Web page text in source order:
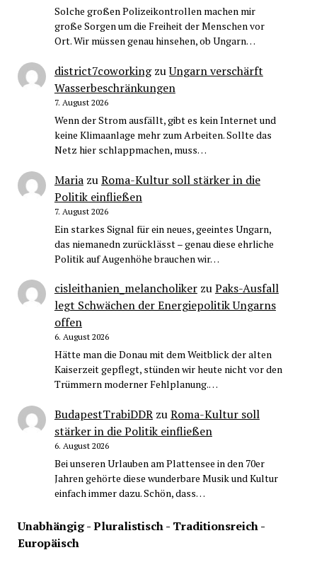
Solche großen Polizeikontrollen machen mir
große Sorgen um die Freiheit der Menschen vor
Ort. Wir müssen genau hinsehen, ob Ungarn…
district7coworkingzuUngarn verschärft
Wasserbeschränkungen
7. August 2026
Wenn der Strom ausfällt, gibt es kein Internet und
keine Klimaanlage mehr zum Arbeiten. Sollte das
Netz hier schlappmachen, muss…
MariazuRoma-Kultur soll stärker in die
Politik einfließen
7. August 2026
Ein starkes Signal für ein neues, geeintes Ungarn,
das niemanedn zurücklässt – genau diese ehrliche
Politik auf Augenhöhe brauchen wir…
cisleithanien_melancholikerzuPaks-Ausfall
legt Schwächen der Energiepolitik Ungarns
offen
6. August 2026
Hätte man die Donau mit dem Weitblick der alten
Kaiserzeit gepflegt, stünden wir heute nicht vor den
Trümmern moderner Fehlplanung.…
BudapestTrabiDDRzuRoma-Kultur soll
stärker in die Politik einfließen
6. August 2026
Bei unseren Urlauben am Plattensee in den 70er
Jahren gehörte diese wunderbare Musik und Kultur
einfach immer dazu. Schön, dass…
Unabhängig - Pluralistisch - Traditionsreich -
Europäisch